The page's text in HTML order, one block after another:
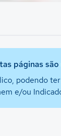
páginas
podendo
e/ou